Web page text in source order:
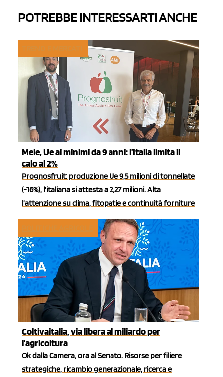
POTREBBE INTERESSARTI ANCHE
Mele, Ue ai minimi da 9 anni: l’Italia limita il
calo al 2%
Prognosfruit: produzione Ue 9,5 milioni di tonnellate
(-16%), l'italiana si attesta a 2,27 milioni. Alta
l’attenzione su clima, fitopatie e continuità forniture
Coltivaitalia, via libera al miliardo per
l'agricoltura
Ok dalla Camera, ora al Senato. Risorse per filiere
strategiche, ricambio generazionale, ricerca e